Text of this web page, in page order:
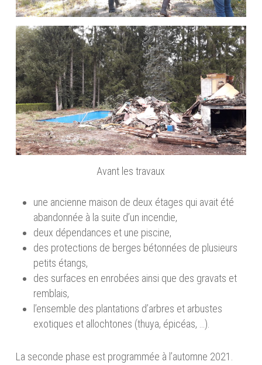
Avant les travaux
une ancienne maison de deux étages qui avait été
abandonnée à la suite d’un incendie,
deux dépendances et une piscine,
des protections de berges bétonnées de plusieurs
petits étangs,
des surfaces en enrobées ainsi que des gravats et
remblais,
l’ensemble des plantations d’arbres et arbustes
exotiques et allochtones (thuya, épicéas, …).
La seconde phase est programmée à l’automne 2021.